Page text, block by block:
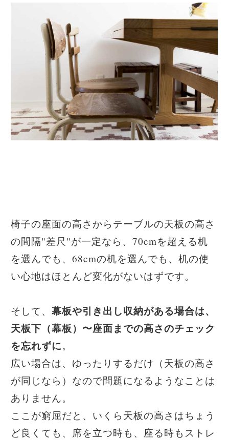
椅子の座面の高さからテーブルの天板の高さ
の間隔"差尺"が一定なら、70cmを超える机
を選んでも、68cmの机を選んでも、机の使
い心地はほとんど変化がないはずです。
そして、幕板や引き出し収納がある場合は、
天板下（幕板）〜座面までの高さのチェック
を忘れずに。
広い場合は、ゆったりするだけ（天板の高さ
が同じなら）なので問題になるようなことは
ありません。
ここが窮屈だと、いくら天板の高さはちょう
ど良くても、席を立つ時も、座る時もストレ